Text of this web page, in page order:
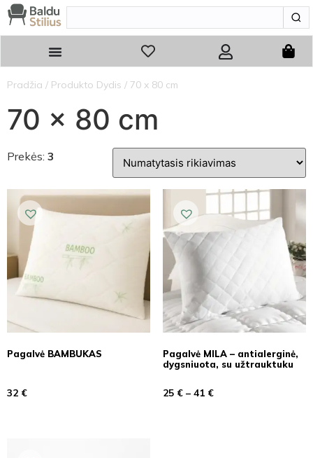
Pradžia / Produkto Dydis / 70 x 80 cm
70 x 80 cm
Prekės: 3
Pagalvė BAMBUKAS
32 €
Pagalvė MILA – antialerginė,
dygsniuota, su užtrauktuku
25 € – 41 €